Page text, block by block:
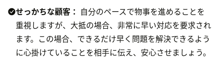
せっかちな顧客： 自分のペースで物事を進めることを
重視しますが、大抵の場合、非常に早い対応を要求され
ます。この場合、できるだけ早く問題を解決できるよう
に心掛けていることを相手に伝え、安心させましょう。